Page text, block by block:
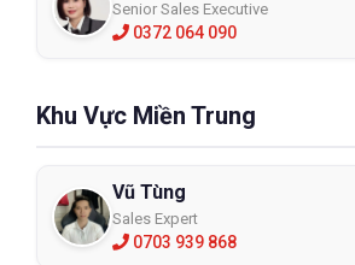
Senior Sales Executive
0372 064 090
Khu Vực Miền Trung
Vũ Tùng
Sales Expert
0703 939 868